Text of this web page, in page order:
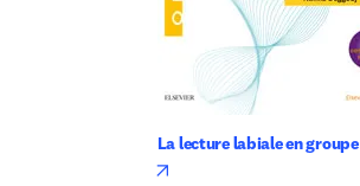
La lecture labiale en groupe